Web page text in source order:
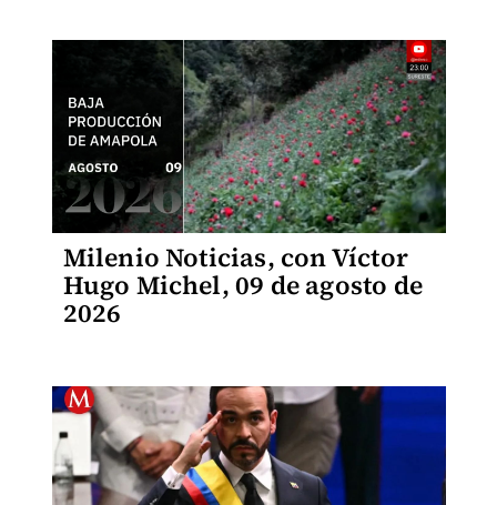
Milenio Noticias, con Víctor
Hugo Michel, 09 de agosto de
2026